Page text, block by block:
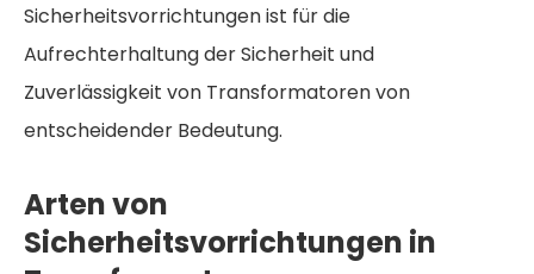
Sicherheitsvorrichtungen ist für die
Aufrechterhaltung der Sicherheit und
Zuverlässigkeit von Transformatoren von
entscheidender Bedeutung.
Arten von
Sicherheitsvorrichtungen in